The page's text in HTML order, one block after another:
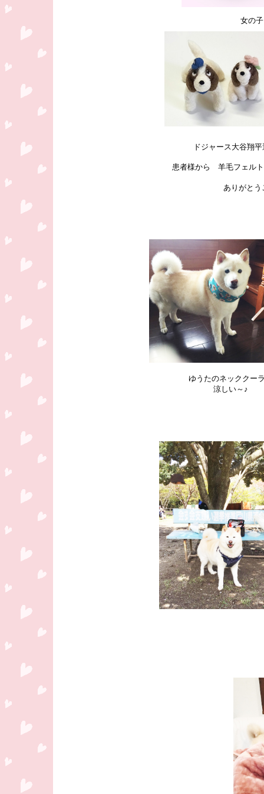
女の
ドジャース大谷翔
患者様から 羊毛フェル
ありがとう
ゆうたのネッククー
涼しい～♪